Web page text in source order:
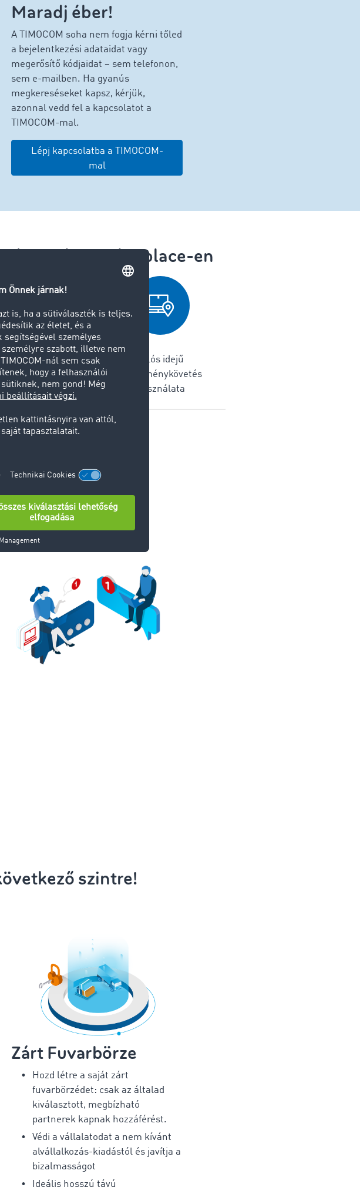
Maradj éber!
A TIMOCOM soha nem fogja kérni tőled
a bejelentkezési adataidat vagy
megerősítő kódjaidat – sem telefonon,
sem e-mailben. Ha gyanús
megkereséseket kapsz, kérjük,
azonnal vedd fel a kapcsolatot a
TIMOCOM-mal.
Lépj kapcsolatba a TIMOCOM-
mal
Freight Marketplace-en
értékelése
valós idejű
küldeménykövetés
használata
szintre!
Zárt Fuvarbörze
Hozd létre a saját zárt
fuvarbörzédet: csak az általad
kiválasztott, megbízható
partnerek kapnak hozzáférést.
Védi a vállalatodat a nem kívánt
alvállalkozás-kiadástól és javítja a
bizalmasságot
Ideális hosszú távú